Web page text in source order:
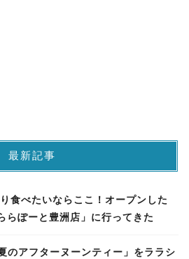
最新記事
食べたいならここ！オープンした
らぽーと豊洲店」に行ってきた
のアフターヌーンティー」をララシ